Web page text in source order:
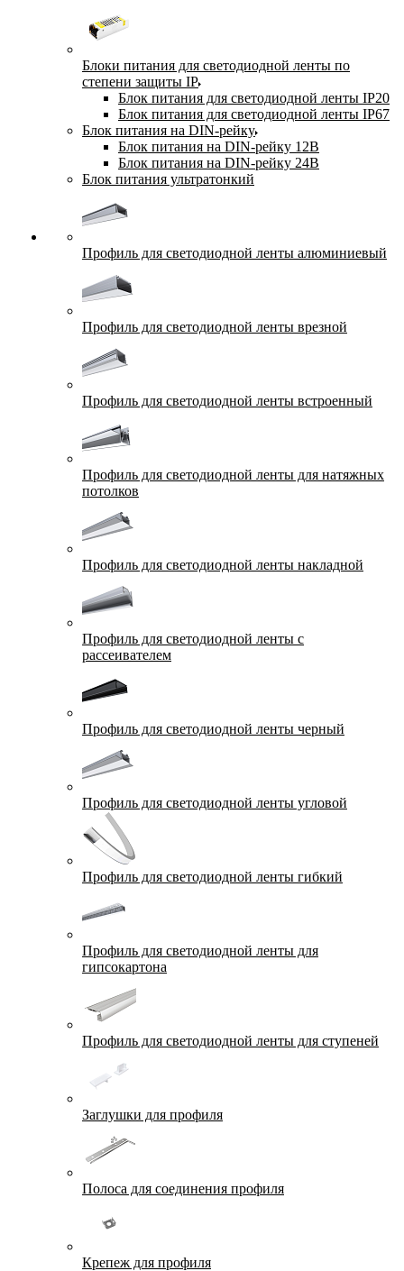
Блоки питания для светодиодной ленты по
степени защиты IP
Блок питания для светодиодной ленты IP20
Блок питания для светодиодной ленты IP67
Блок питания на DIN-рейку
Блок питания на DIN-рейку 12В
Блок питания на DIN-рейку 24В
Блок питания ультратонкий
Профиль для светодиодной ленты алюминиевый
Профиль для светодиодной ленты врезной
Профиль для светодиодной ленты встроенный
Профиль для светодиодной ленты для натяжных
потолков
Профиль для светодиодной ленты накладной
Профиль для светодиодной ленты с
рассеивателем
Профиль для светодиодной ленты черный
Профиль для светодиодной ленты угловой
Профиль для светодиодной ленты гибкий
Профиль для светодиодной ленты для
гипсокартона
Профиль для светодиодной ленты для ступеней
Заглушки для профиля
Полоса для соединения профиля
Крепеж для профиля